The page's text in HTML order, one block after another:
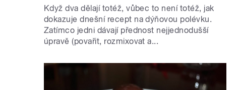
Když dva dělají totéž, vůbec to není totéž, jak
dokazuje dnešní recept na dýňovou polévku.
Zatímco jedni dávají přednost nejjednodušší
úpravě (povařit, rozmixovat a...